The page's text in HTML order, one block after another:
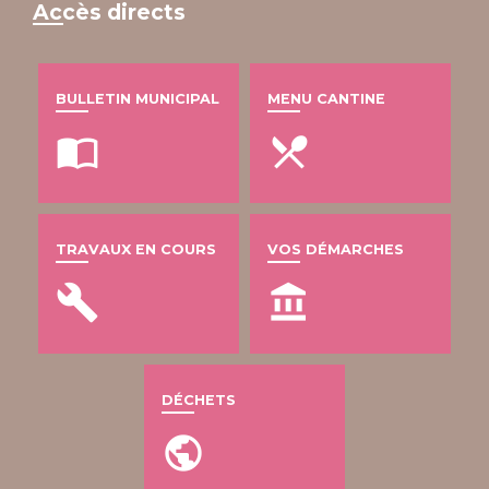
Accès directs
BULLETIN MUNICIPAL
import_contacts
MENU CANTINE
local_dining
TRAVAUX EN COURS
build
VOS DÉMARCHES
account_balance
DÉCHETS
public